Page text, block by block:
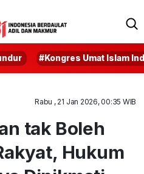
#Kongres Umat Islam
Rabu , 21 Jan 2026, 00:35 WIB
tak Boleh
Hukum